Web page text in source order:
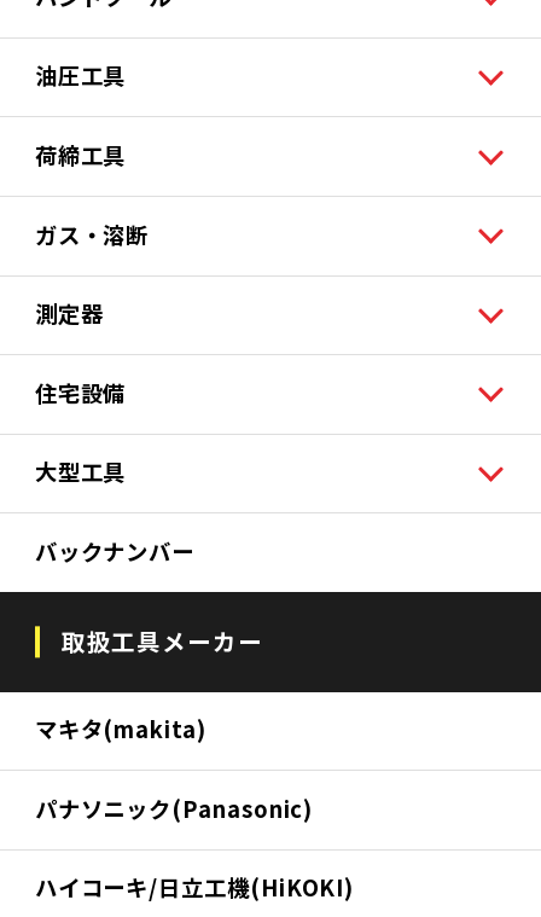
油圧工具
荷締工具
ガス・溶断
測定器
住宅設備
大型工具
バックナンバー
取扱工具メーカー
マキタ(makita)
パナソニック(Panasonic)
ハイコーキ/日立工機(HiKOKI)